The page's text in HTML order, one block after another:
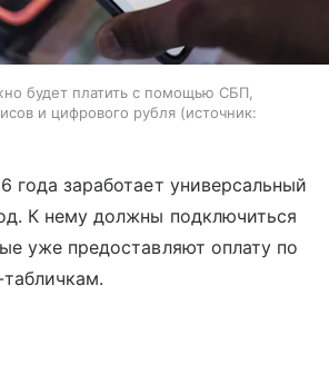
будет платить с помощью СБП,
и цифрового рубля
источник:
года заработает универсальный
К нему должны подключиться
уже предоставляют оплату по